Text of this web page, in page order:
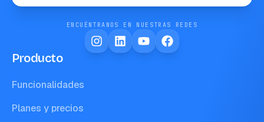
ENCUÉNTRANOS EN NUESTRAS REDES
Producto
Funcionalidades
Planes y precios